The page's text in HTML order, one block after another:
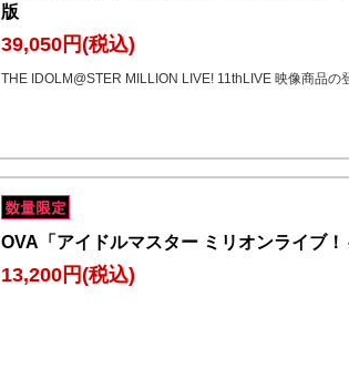
版
39,050円(税込)
THE IDOLM@STER MILLION LIVE! 11thLIVE 映像商品の
OVA「アイドルマスター ミリオンライブ
13,200円(税込)